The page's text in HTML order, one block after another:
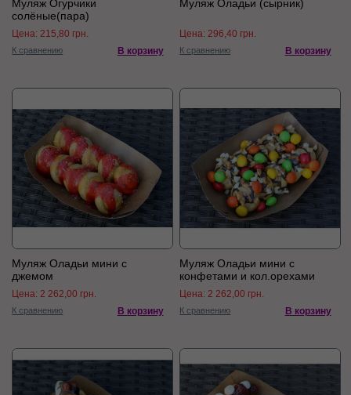
Муляж Огурчики
солёные(пара)
Цена:215,80 грн.
К сравнению В корзину
Муляж Оладьи (сырник)
Цена:296,40 грн.
К сравнению В корзину
Муляж Оладьи мини с
джемом
Цена: 2 262,00 грн.
К сравнению В корзину
Муляж Оладьи мини с
конфетами и кол.орехами
Цена: 2 262,00 грн.
К сравнению В корзину